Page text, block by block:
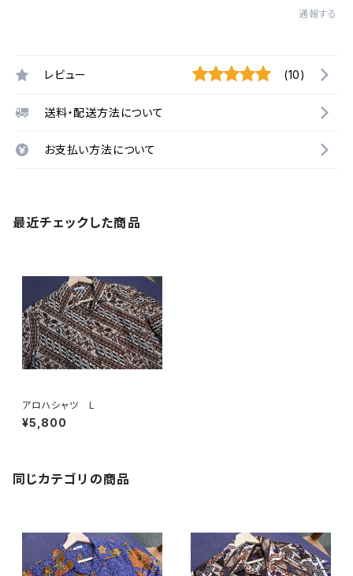
通報する
レビュー (10)
送料・配送方法について
お支払い方法について
最近チェックした商品
アロハシャツ L
¥5,800
同じカテゴリの商品